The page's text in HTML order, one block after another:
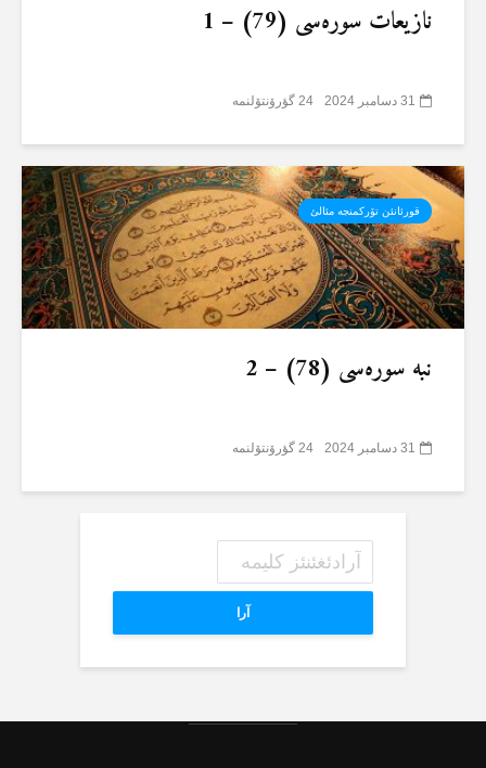
نازیعات سورەسی (79) – 1
31 دسامبر 2024 24 گؤرۆنتۆلنمە
قورئانئن تۆرکمنجە مئالئ
نبە سورەسی (78) – 2
31 دسامبر 2024 24 گؤرۆنتۆلنمە
آرا